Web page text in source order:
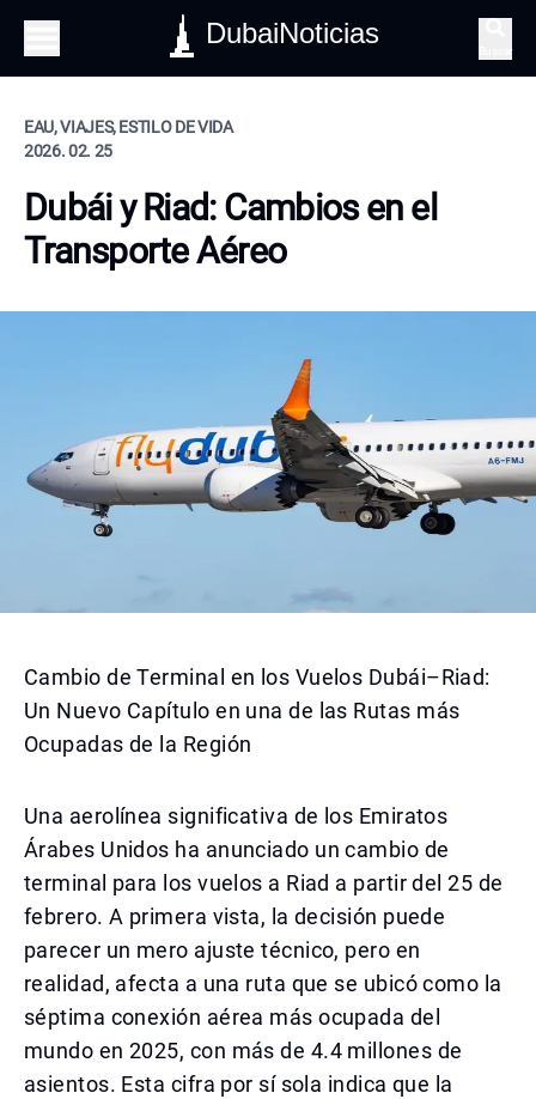
DubaiNoticias
EAU, VIAJES, ESTILO DE VIDA
2026. 02. 25
Dubái y Riad: Cambios en el
Transporte Aéreo
Cambio de Terminal en los Vuelos Dubái–Riad:
Un Nuevo Capítulo en una de las Rutas más
Ocupadas de la Región
Una aerolínea significativa de los Emiratos
Árabes Unidos ha anunciado un cambio de
terminal para los vuelos a Riad a partir del 25 de
febrero. A primera vista, la decisión puede
parecer un mero ajuste técnico, pero en
realidad, afecta a una ruta que se ubicó como la
séptima conexión aérea más ocupada del
mundo en 2025, con más de 4.4 millones de
asientos. Esta cifra por sí sola indica que la